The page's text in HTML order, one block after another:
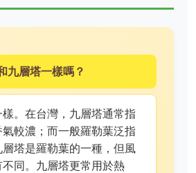
九層塔一樣嗎？
。在台灣，九層塔通常指
較濃；而一般羅勒葉泛指
塔是羅勒葉的一種，但風
同。九層塔更常用於熱